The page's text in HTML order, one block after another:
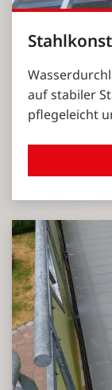
auf stabiler
pflegeleicht